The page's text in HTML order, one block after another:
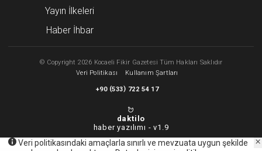
Yayın İlkeleri
Haber İhbar
© Copyright 2026 Kocaeli Fikir Gazetesi Tüm Hakları Saklıdır
Veri Politikası
Kullanım Şartları
+90 (533) 722 54 17
daktilo
haber yazılımı -v1.9
Veri politikasındaki amaçlarla sınırlı ve mevzuata uygun şekilde